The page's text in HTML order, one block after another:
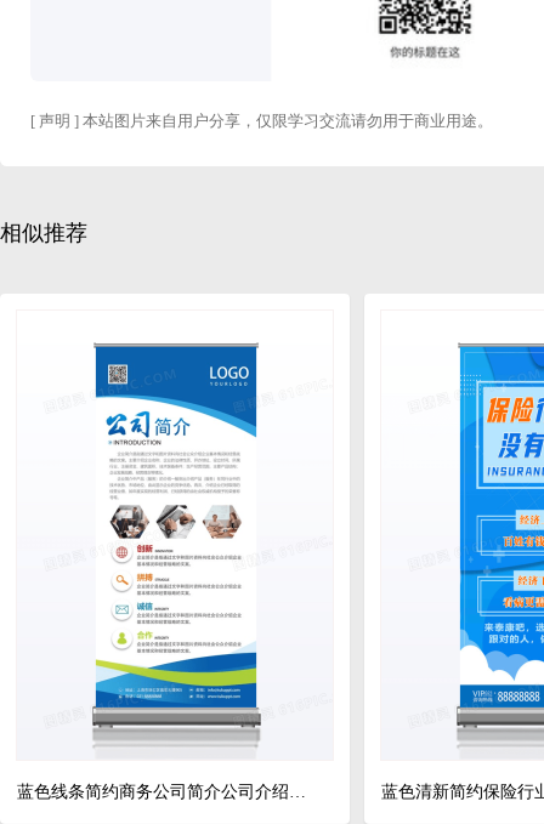
[ 声明 ] 本站图片来自用户分享，仅限学习交流请勿用于商业用途。
相似推荐
蓝色线条简约商务公司简介公司介绍展架易拉宝